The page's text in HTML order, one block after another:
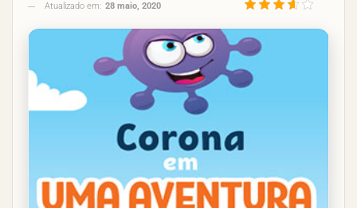
Atualizado em: 28 maio, 2020